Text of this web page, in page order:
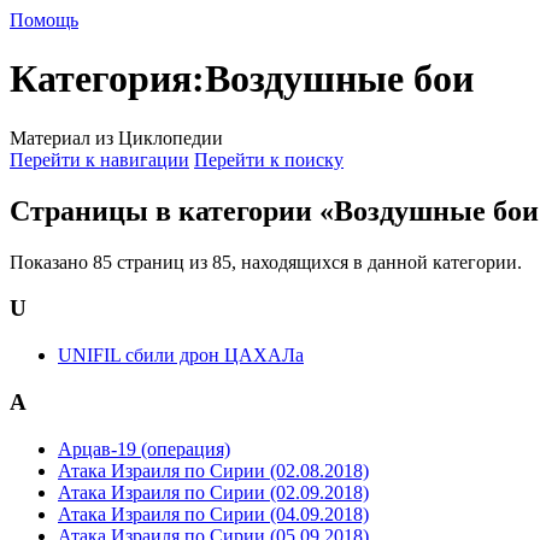
Помощь
Категория:Воздушные бои
Материал из Циклопедии
Перейти к навигации Перейти к поиску
Страницы в категории «Воздушные
Показано 85 страниц из 85, находящихся в данной категории.
U
UNIFIL сбили дрон ЦАХАЛа
А
Арцав-19 (операция)
Атака Израиля по Сирии (02.08.2018)
Атака Израиля по Сирии (02.09.2018)
Атака Израиля по Сирии (04.09.2018)
Атака Израиля по Сирии (05.09.2018)